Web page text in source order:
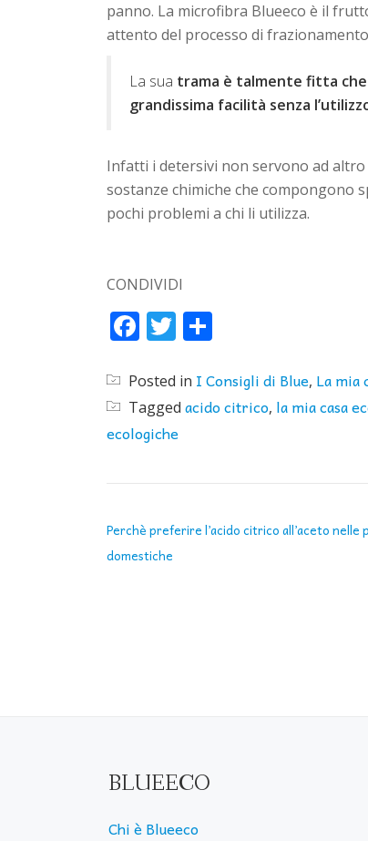
panno. La microfibra Blueeco è il
attento del processo di
La sua trama è talmente fitta
grandissima facilità senza
Infatti i detersivi non servono ad
sostanze chimiche che compongono
pochi problemi a chi li utilizza.
CONDIVIDI
FacebookTwitter
Posted in I Consigli di Blue, La mia
Tagged acido citrico, la mia casa
ecologiche
Perchè preferire l’acido citrico all’aceto nelle
domestiche
BLUEECO
Chi è Blueeco